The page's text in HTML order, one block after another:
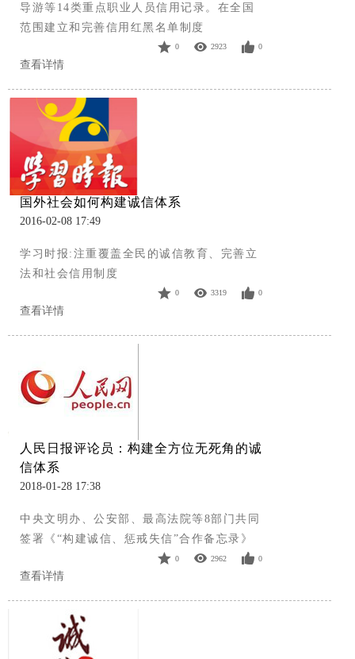
导游等14类重点职业人员信用记录。在全国
范围建立和完善信用红黑名单制度
0 2923 0
查看详情
国外社会如何构建诚信体系
2016-02-08 17:49
学习时报:注重覆盖全民的诚信教育、完善立
法和社会信用制度
0 3319 0
查看详情
人民日报评论员：构建全方位无死角的诚
信体系
2018-01-28 17:38
中央文明办、公安部、最高法院等8部门共同
签署《“构建诚信、惩戒失信”合作备忘录》
0 2962 0
查看详情